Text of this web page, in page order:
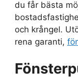
du får bästa
och krångel.
rena garanti,